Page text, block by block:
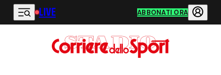
Vai al contenuto principale
LIVE ABBONATI ORA